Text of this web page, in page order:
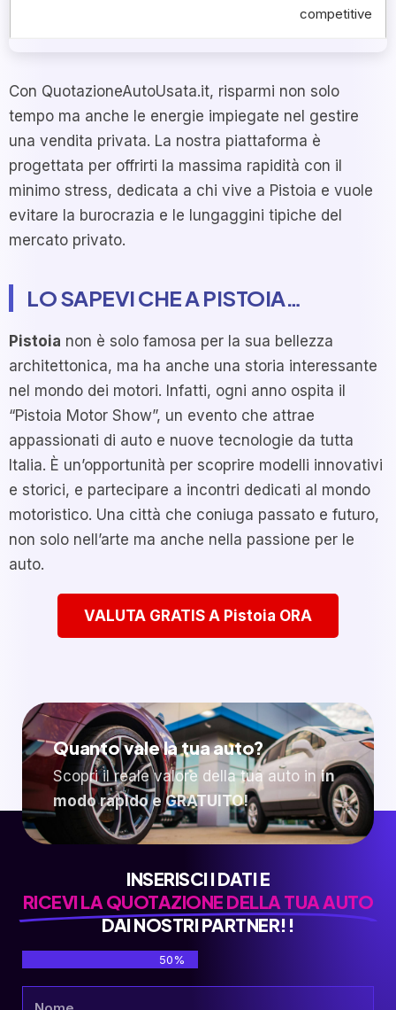
competitive
Con QuotazioneAutoUsata.it, risparmi non solo
tempo ma anche le energie impiegate nel gestire
una vendita privata. La nostra piattaforma è
progettata per offrirti la massima rapidità con il
minimo stress, dedicata a chi vive a Pistoia e vuole
evitare la burocrazia e le lungaggini tipiche del
mercato privato.
LO SAPEVI CHE A PISTOIA…
Pistoia non è solo famosa per la sua bellezza
architettonica, ma ha anche una storia interessante
nel mondo dei motori. Infatti, ogni anno ospita il
“Pistoia Motor Show”, un evento che attrae
appassionati di auto e nuove tecnologie da tutta
Italia. È un’opportunità per scoprire modelli innovativi
e storici, e partecipare a incontri dedicati al mondo
motoristico. Una città che coniuga passato e futuro,
non solo nell’arte ma anche nella passione per le
auto.
VALUTA GRATIS A Pistoia ORA
Quanto vale la tua auto?
Scopri il reale valore della tua auto inin
modo rapido e GRATUITO!
INSERISCI I DATI E
RICEVI LA QUOTAZIONE DELLA TUA AUTO
DAI NOSTRI PARTNER!!
50%